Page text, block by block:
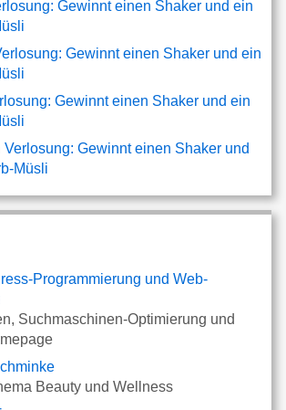
Gewinnt einen Shaker und ein
Gewinnt einen Shaker und ein
Gewinnt einen Shaker und ein
Verlosung: Gewinnt einen Shaker und
Müsli
Programmierung und Web-
Suchmaschinen-Optimierung und
Beauty und Wellness